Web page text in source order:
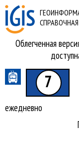
Облегченная
7
ежедневно